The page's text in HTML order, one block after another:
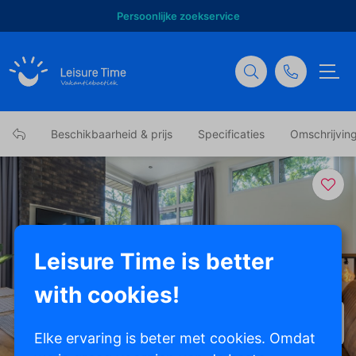
Persoonlijke zoekservice
Beschikbaarheid & prijs Specificaties
Leisure Time is better
with cookies!
Elke ervaring is beter met cookies. Omdat